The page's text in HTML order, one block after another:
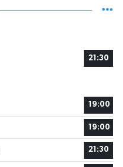
21:30
19:00
19:00
21:30